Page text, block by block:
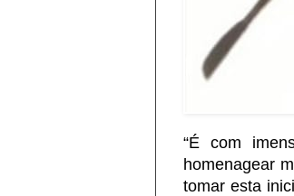
“É com
homenagear
tomar esta